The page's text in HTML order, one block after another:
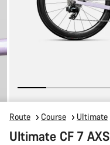
Route Course Ultimate
Ultimate CF 7 AXS